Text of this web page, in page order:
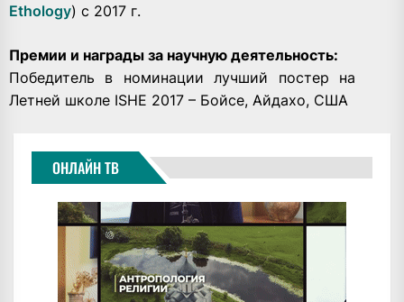
Ethology) c 2017 г.
Премии и награды за научную деятельность:
Победитель в номинации лучший постер на
Летней школе ISHЕ 2017 – Бойсе, Айдахо, США
ОНЛАЙН ТВ